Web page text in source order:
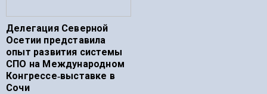
Делегация Северной
Осетии представила
опыт развития системы
СПО на Международном
Конгрессе‑выставке в
Сочи